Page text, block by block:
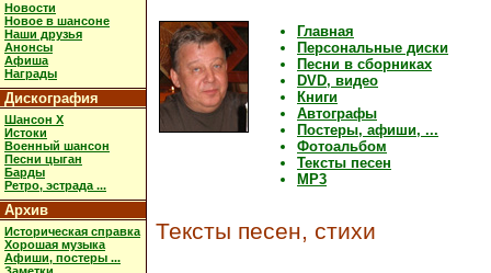
Новости
Новое в шансоне
Наши друзья
Анонсы
Афиша
Награды
Дискография
Шансон X
Истоки
Военный шансон
Песни цыган
Барды
Ретро, эстрада ...
Архив
Историческая справка
Хорошая музыка
Афиши, постеры ...
Главная
Персональные диски
Песни в сборниках
DVD, видео
Книги
Автографы
Постеры, афиши, ...
Фотоальбом
Тексты песен
MP3
Тексты песен, стихи